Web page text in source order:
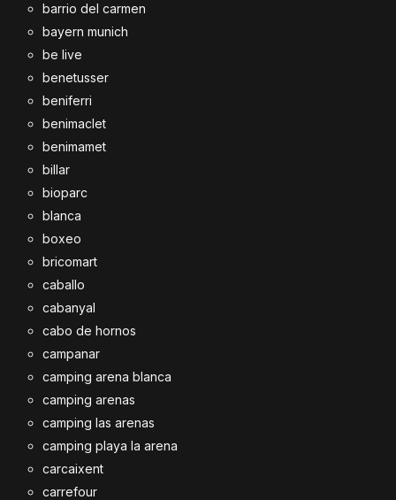
barrio del carmen
bayern munich
be live
benetusser
beniferri
benimaclet
benimamet
billar
bioparc
blanca
boxeo
bricomart
caballo
cabanyal
cabo de hornos
campanar
camping arena blanca
camping arenas
camping las arenas
camping playa la arena
carcaixent
carrefour